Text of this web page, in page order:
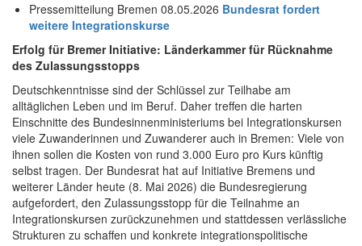
Pressemitteilung Bremen 08.05.2026 Bundesrat fordert
weitere Integrationskurse
Erfolg für Bremer Initiative: Länderkammer für Rücknahme
des Zulassungsstopps
Deutschkenntnisse sind der Schlüssel zur Teilhabe am
alltäglichen Leben und im Beruf. Daher treffen die harten
Einschnitte des Bundesinnenministeriums bei Integrationskursen
viele Zuwanderinnen und Zuwanderer auch in Bremen: Viele von
ihnen sollen die Kosten von rund 3.000 Euro pro Kurs künftig
selbst tragen. Der Bundesrat hat auf Initiative Bremens und
weiterer Länder heute (8. Mai 2026) die Bundesregierung
aufgefordert, den Zulassungsstopp für die Teilnahme an
Integrationskursen zurückzunehmen und stattdessen verlässliche
Strukturen zu schaffen und konkrete integrationspolitische